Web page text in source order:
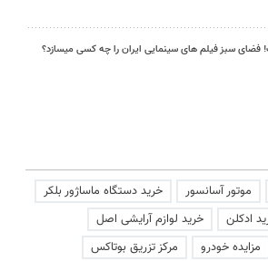
فضای سبز فیلم های سینمایی ایران را چه کسی میسازد؟
موتور آسانسور
خرید دستگاه ماساژور بلکر
ادکلن
خرید لوازم آرایشی اصل
مزایده خودرو
مرکز تزریق بوتاکس